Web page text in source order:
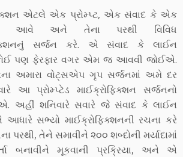
એટલે એક પ્રોમ્પ્ટ, એક સંવાદ કે એક
આવે અને તેના પરથી વિવિધ
સર્જન કરે. એ સંવાદ કે લાઈન
કોઈ પણ ફેરફાર વગર એમ જ આવવી જોઈએ.
અમારા વોટ્સએપ ગૃપ સર્જનમાં અમે દર
આ પ્રોમ્પ્ટેડ માઈક્રોફિક્શન સર્જનનો
અહીં શનિવારે સવારે જે સંવાદ કે લાઈન
સભ્યો માઈક્રોફિક્શનની રચના કરે
પરથી, તેને સમાવીને ૨૦૦ શબ્દોની મર્યાદામાં
બનાવીને મૂકવાની પ્રક્રિયા, અને એ